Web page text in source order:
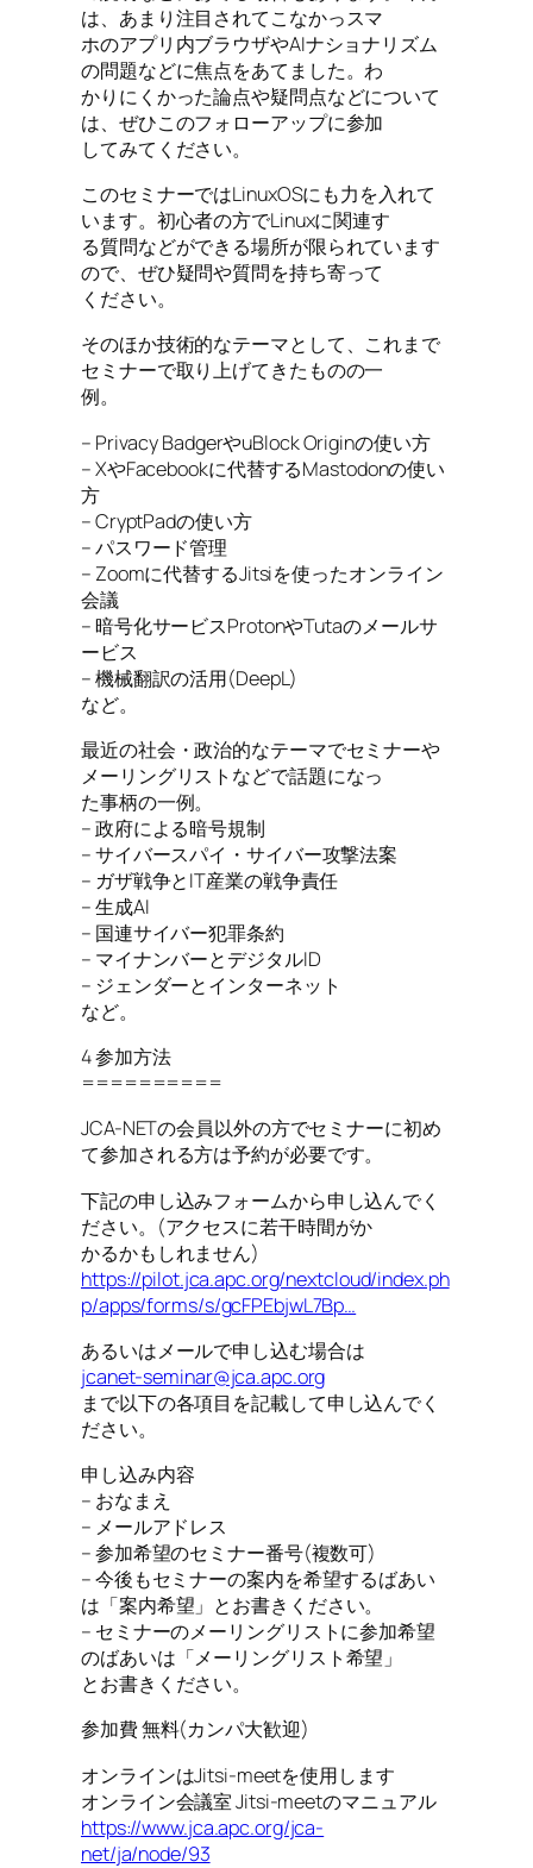
は、あまり注目されてこなかっスマ
ホのアプリ内ブラウザやAIナショナリズム
の問題などに焦点をあてました。わ
かりにくかった論点や疑問点などについて
は、ぜひこのフォローアップに参加
してみてください。
このセミナーではLinuxOSにも力を入れて
います。初心者の方でLinuxに関連す
る質問などができる場所が限られています
ので、ぜひ疑問や質問を持ち寄って
ください。
そのほか技術的なテーマとして、これまで
セミナーで取り上げてきたものの一
例。
– Privacy BadgerやuBlock Originの使い方
– XやFacebookに代替するMastodonの使い
方
– CryptPadの使い方
– パスワード管理
– Zoomに代替するJitsiを使ったオンライン
会議
– 暗号化サービスProtonやTutaのメールサ
ービス
– 機械翻訳の活用(DeepL)
など。
最近の社会・政治的なテーマでセミナーや
メーリングリストなどで話題になっ
た事柄の一例。
– 政府による暗号規制
– サイバースパイ・サイバー攻撃法案
– ガザ戦争とIT産業の戦争責任
– 生成AI
– 国連サイバー犯罪条約
– マイナンバーとデジタルID
– ジェンダーとインターネット
など。
4 参加方法
==========
JCA-NETの会員以外の方でセミナーに初め
て参加される方は予約が必要です。
下記の申し込みフォームから申し込んでく
ださい。(アクセスに若干時間がか
かるかもしれません)
https://pilot.jca.apc.org/nextcloud/index.ph
p/apps/forms/s/gcFPEbjwL7Bp…
あるいはメールで申し込む場合は
jcanet-seminar@jca.apc.org
まで以下の各項目を記載して申し込んでく
ださい。
申し込み内容
– おなまえ
– メールアドレス
– 参加希望のセミナー番号(複数可)
– 今後もセミナーの案内を希望するばあい
は「案内希望」とお書きください。
– セミナーのメーリングリストに参加希望
のばあいは「メーリングリスト希望」
とお書きください。
参加費 無料(カンパ大歓迎)
オンラインはJitsi-meetを使用します
オンライン会議室 Jitsi-meetのマニュアル
https://www.jca.apc.org/jca-
net/ja/node/93